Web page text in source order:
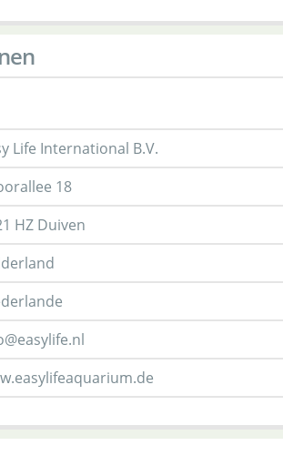
Life International B.V.
18
HZ Duiven